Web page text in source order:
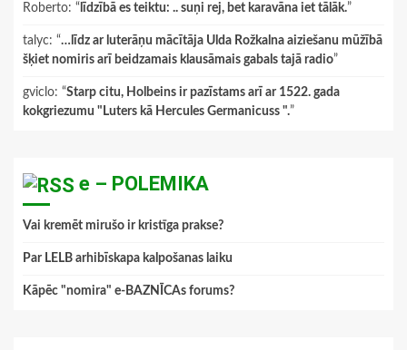
Roberto: “ līdzībā es teiktu: .. suņi rej, bet karavāna iet tālāk.”
talyc: “…līdz ar luterāņu mācītāja Ulda Rožkalna aiziešanu mūžībā
šķiet nomiris arī beidzamais klausāmais gabals tajā radio”
gviclo: “Starp citu, Holbeins ir pazīstams arī ar 1522. gada
kokgriezumu "Luters kā Hercules Germanicuss ".”
e – POLEMIKA
Vai kremēt mirušo ir kristīga prakse?
Par LELB arhibīskapa kalpošanas laiku
Kāpēc "nomira" e-BAZNĪCAs forums?